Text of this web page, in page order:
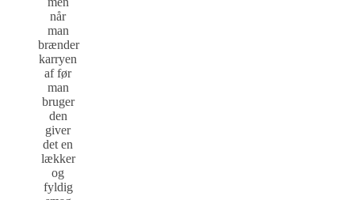
når
man
brænder
karryen
af før
man
bruger
den
giver
det en
lækker
og
fyldig